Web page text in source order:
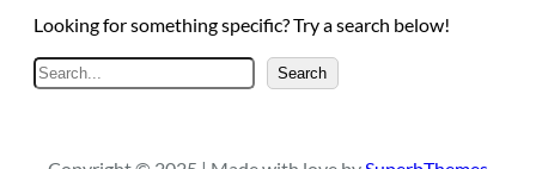
Looking for something specific? Try a search below!
A
r
Search